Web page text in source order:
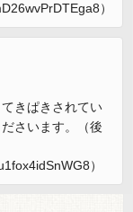
）
きぱきされてい
さいます。（後
）